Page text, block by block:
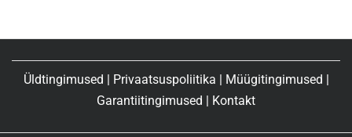
Üldtingimused Privaatsuspoliitika Müügitingimused
Garantiitingimused
Kontakt